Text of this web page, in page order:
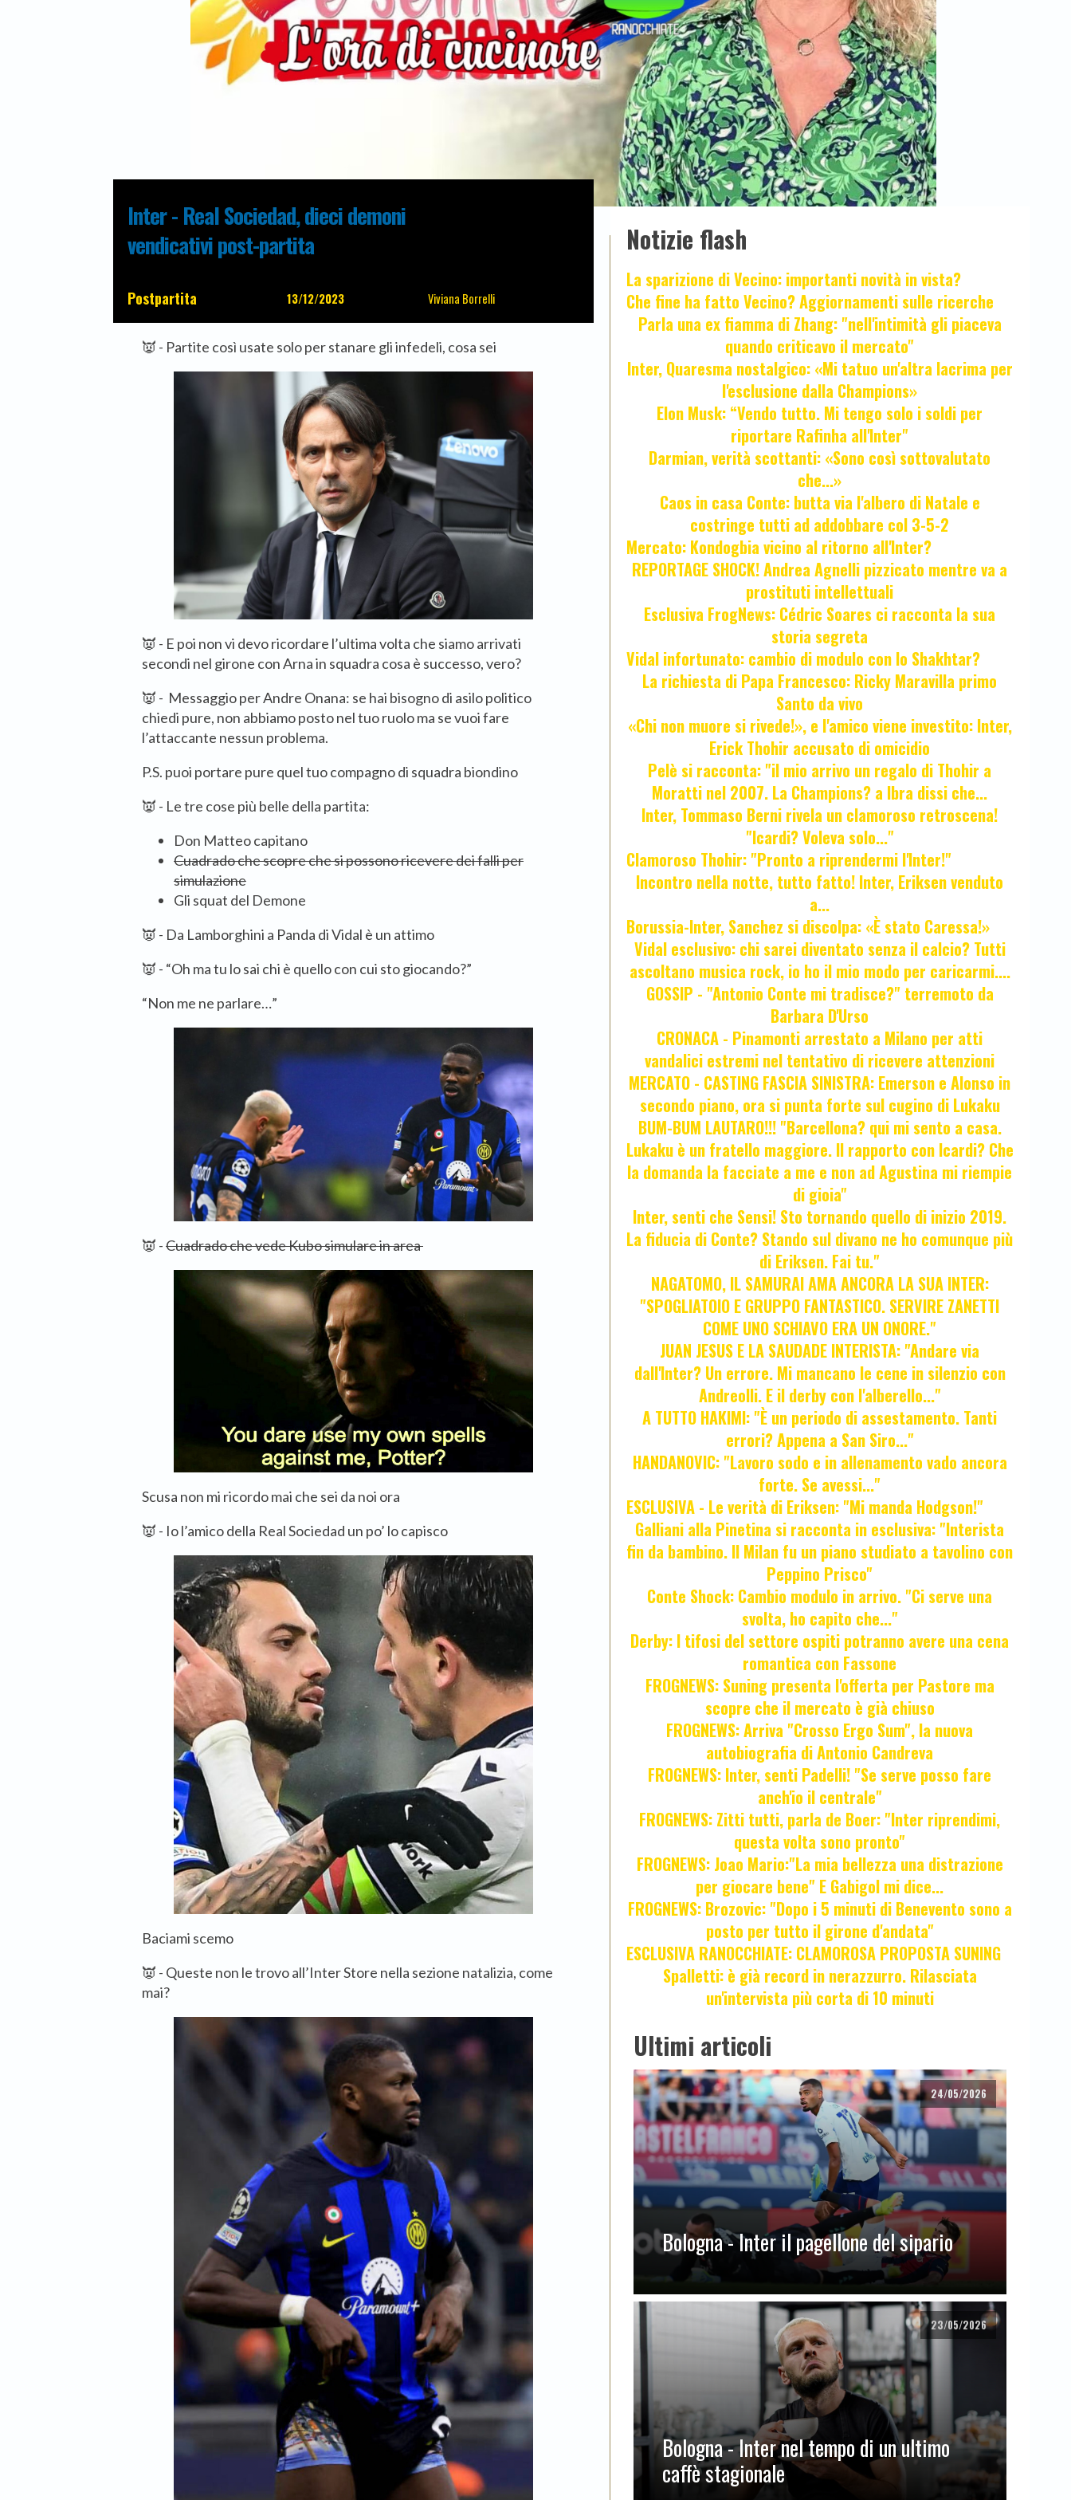
Inter - Real Sociedad, dieci demoni
vendicativi post-partita
Postpartita 13/12/2023 Viviana Borrelli
👿 - Partite così usate solo per stanare gli infedeli, cosa sei
👿 - E poi non vi devo ricordare l’ultima volta che siamo arrivati
secondi nel girone con Arna in squadra cosa è successo, vero?
👿 - Messaggio per Andre Onana: se hai bisogno di asilo politico
chiedi pure, non abbiamo posto nel tuo ruolo ma se vuoi fare
l’attaccante nessun problema.
P.S. puoi portare pure quel tuo compagno di squadra biondino
👿 - Le tre cose più belle della partita:
Don Matteo capitano
Cuadrado che scopre che si possono ricevere dei falli per
simulazione
Gli squat del Demone
👿 - Da Lamborghini a Panda di Vidal è un attimo
👿 - “Oh ma tu lo sai chi è quello con cui sto giocando?”
“Non me ne parlare…”
👿 -Cuadrado che vede Kubo simulare in area
Scusa non mi ricordo mai che sei da noi ora
👿 - Io l’amico della Real Sociedad un po’ lo capisco
Baciami scemo
👿 - Queste non le trovo all’Inter Store nella sezione natalizia, come
mai?
Notizie flash
La sparizione di Vecino: importanti novità in vista?
Che fine ha fatto Vecino? Aggiornamenti sulle ricerche
Parla una ex fiamma di Zhang: "nell'intimità gli piaceva
quando criticavo il mercato"
Inter, Quaresma nostalgico: «Mi tatuo un'altra lacrima per
l'esclusione dalla Champions»
Elon Musk: “Vendo tutto. Mi tengo solo i soldi per
riportare Rafinha all'Inter"
Darmian, verità scottanti: «Sono così sottovalutato
che...»
Caos in casa Conte: butta via l'albero di Natale e
costringe tutti ad addobbare col 3-5-2
Mercato: Kondogbia vicino al ritorno all'Inter?
REPORTAGE SHOCK! Andrea Agnelli pizzicato mentre va a
prostituti intellettuali
Esclusiva FrogNews: Cédric Soares ci racconta la sua
storia segreta
Vidal infortunato: cambio di modulo con lo Shakhtar?
La richiesta di Papa Francesco: Ricky Maravilla primo
Santo da vivo
«Chi non muore si rivede!», e l'amico viene investito: Inter,
Erick Thohir accusato di omicidio
Pelè si racconta: "il mio arrivo un regalo di Thohir a
Moratti nel 2007. La Champions? a Ibra dissi che...
Inter, Tommaso Berni rivela un clamoroso retroscena!
"Icardi? Voleva solo..."
Clamoroso Thohir: "Pronto a riprendermi l'Inter!"
Incontro nella notte, tutto fatto! Inter, Eriksen venduto
a...
Borussia-Inter, Sanchez si discolpa: «È stato Caressa!»
Vidal esclusivo: chi sarei diventato senza il calcio? Tutti
ascoltano musica rock, io ho il mio modo per caricarmi....
GOSSIP - "Antonio Conte mi tradisce?" terremoto da
Barbara D'Urso
CRONACA - Pinamonti arrestato a Milano per atti
vandalici estremi nel tentativo di ricevere attenzioni
MERCATO - CASTING FASCIA SINISTRA: Emerson e Alonso in
secondo piano, ora si punta forte sul cugino di Lukaku
BUM-BUM LAUTARO!!! "Barcellona? qui mi sento a casa.
Lukaku è un fratello maggiore. Il rapporto con Icardi? Che
la domanda la facciate a me e non ad Agustina mi riempie
di gioia"
Inter, senti che Sensi! Sto tornando quello di inizio 2019.
La fiducia di Conte? Stando sul divano ne ho comunque più
di Eriksen. Fai tu."
NAGATOMO, IL SAMURAI AMA ANCORA LA SUA INTER:
"SPOGLIATOIO E GRUPPO FANTASTICO. SERVIRE ZANETTI
COME UNO SCHIAVO ERA UN ONORE."
JUAN JESUS E LA SAUDADE INTERISTA: "Andare via
dall'Inter? Un errore. Mi mancano le cene in silenzio con
Andreolli. E il derby con l'alberello..."
A TUTTO HAKIMI: "È un periodo di assestamento. Tanti
errori? Appena a San Siro..."
HANDANOVIC: "Lavoro sodo e in allenamento vado ancora
forte. Se avessi..."
ESCLUSIVA - Le verità di Eriksen: "Mi manda Hodgson!"
Galliani alla Pinetina si racconta in esclusiva: "Interista
fin da bambino. Il Milan fu un piano studiato a tavolino con
Peppino Prisco"
Conte Shock: Cambio modulo in arrivo. "Ci serve una
svolta, ho capito che..."
Derby: I tifosi del settore ospiti potranno avere una cena
romantica con Fassone
FROGNEWS: Suning presenta l'offerta per Pastore ma
scopre che il mercato è già chiuso
FROGNEWS: Arriva "Crosso Ergo Sum", la nuova
autobiografia di Antonio Candreva
FROGNEWS: Inter, senti Padelli! "Se serve posso fare
anch'io il centrale"
FROGNEWS: Zitti tutti, parla de Boer: "Inter riprendimi,
questa volta sono pronto"
FROGNEWS: Joao Mario:"La mia bellezza una distrazione
per giocare bene" E Gabigol mi dice...
FROGNEWS: Brozovic: "Dopo i 5 minuti di Benevento sono a
posto per tutto il girone d'andata"
ESCLUSIVA RANOCCHIATE: CLAMOROSA PROPOSTA SUNING
Spalletti: è già record in nerazzurro. Rilasciata
un'intervista più corta di 10 minuti
Ultimi articoli
24/05/2026
Bologna - Inter il pagellone del sipario
23/05/2026
Bologna - Inter nel tempo di un ultimo
caffè stagionale